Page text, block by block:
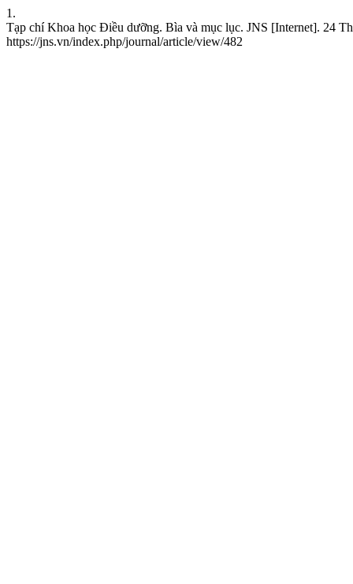
1.
Tạp chí Khoa học Điều dưỡng. Bìa và mục lục. JNS [Internet]. 24
https://jns.vn/index.php/journal/article/view/482